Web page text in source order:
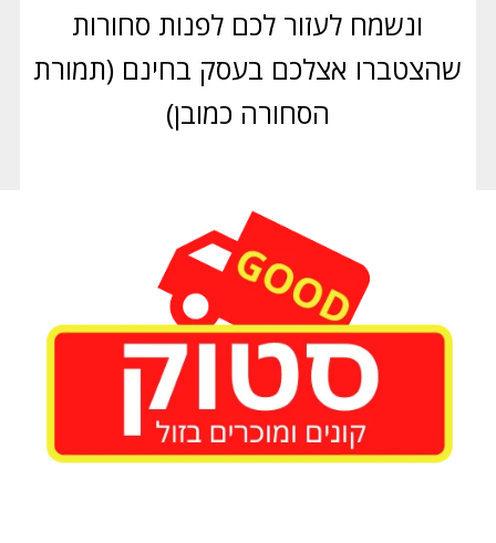
ונשמח לעזור לכם לפנות סחורות
שהצטברו אצלכם בעסק בחינם (תמורת
הסחורה כמובן)